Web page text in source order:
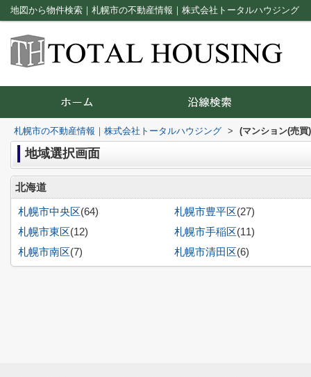
地図から物件検索｜札幌市の不動産情報｜株式会社トータルハウジング
札幌市の不動産情報｜株式会社トータルハウジング > (マンション(売
地域選択画面
北海道
札幌市中央区(64) 札幌市豊平区(27)
札幌市東区(12) 札幌市手稲区(11)
札幌市南区(7) 札幌市清田区(6)